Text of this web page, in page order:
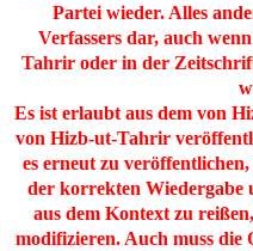
Partei wieder. Alles
Verfassers dar, auch
Tahrir oder in der
Es ist erlaubt aus dem von
von Hizb-ut-Tahrir
es erneut zu
der korrekten Wiedergabe
aus dem Kontext zu
modifizieren. Auch muss die